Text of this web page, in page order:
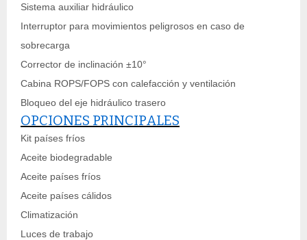
Sistema auxiliar hidráulico
Interruptor para movimientos peligrosos en caso de
sobrecarga
Corrector de inclinación ±10°
Cabina ROPS/FOPS con calefacción y ventilación
Bloqueo del eje hidráulico trasero
OPCIONES PRINCIPALES
Kit países fríos
Aceite biodegradable
Aceite países fríos
Aceite países cálidos
Climatización
Luces de trabajo